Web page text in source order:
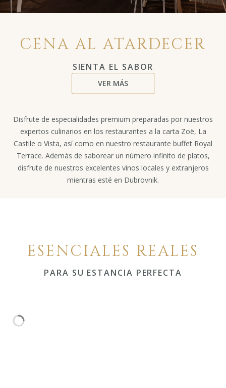
CENA AL ATARDECER
SIENTA EL SABOR
VER MÁS
Disfrute de especialidades premium preparadas por nuestros
expertos culinarios en los restaurantes a la carta Zoë, La
Castile o Vista, así como en nuestro restaurante buffet Royal
Terrace. Además de saborear un número infinito de platos,
disfrute de nuestros excelentes vinos locales y extranjeros
mientras esté en Dubrovnik.
ESENCIALES REALES
PARA SU ESTANCIA PERFECTA